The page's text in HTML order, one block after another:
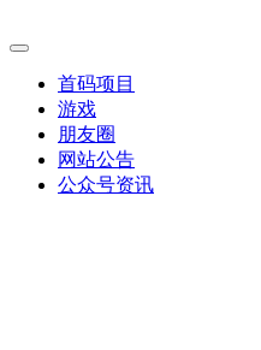
首码项目
游戏
朋友圈
网站公告
公众号资讯